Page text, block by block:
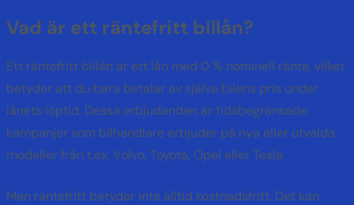
Vad är ett räntefritt billån?
Ett räntefritt billån är ett lån med 0 % nominell ränta, vilket
betyder att du bara betalar av själva bilens pris under
lånets löptid. Dessa erbjudanden är tidsbegränsade
kampanjer som bilhandlare erbjuder på nya eller utvalda
modeller från t.ex. Volvo, Toyota, Opel eller Tesla.
Men räntefritt betyder inte alltid kostnadsfritt. Det kan